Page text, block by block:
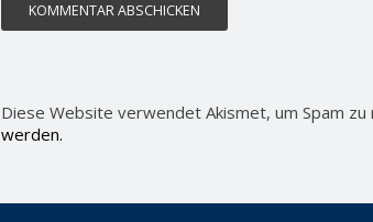
Diese Website verwendet Akismet, um Spam zu
werden.